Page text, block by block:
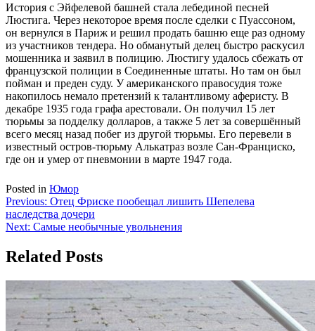
История с Эйфелевой башней стала лебединой песней
Люстига. Через некоторое время после сделки с Пуассоном,
он вернулся в Париж и решил продать башню еще раз одному
из участников тендера. Но обманутый делец быстро раскусил
мошенника и заявил в полицию. Люстигу удалось сбежать от
французской полиции в Соединенные штаты. Но там он был
пойман и преден суду. У американского правосудия тоже
накопилось немало претензий к талантливому аферисту. В
декабре 1935 года графа арестовали. Он получил 15 лет
тюрьмы за подделку долларов, а также 5 лет за совершённый
всего месяц назад побег из другой тюрьмы. Его перевели в
известный остров-тюрьму Алькатраз возле Сан-Франциско,
где он и умер от пневмонии в марте 1947 года.
Posted in Юмор
Навигация
по
Previous: Отец Фриске пообещал лишить Шепелева
наследства дочери
Next: Самые необычные увольнения
Related Posts